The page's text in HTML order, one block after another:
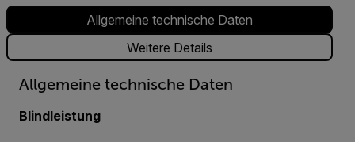
Allgemeine technische Daten
Weitere Details
Allgemeine technische Daten
Blindleistung